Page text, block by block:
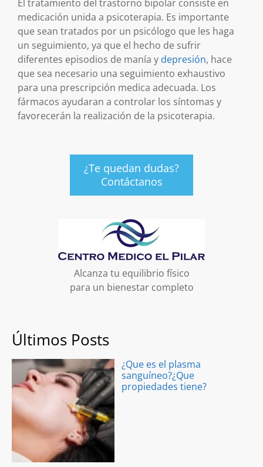
El tratamiento del trastorno bipolar consiste en
medicación unida a psicoterapia. Es importante
que sean tratados por un psicólogo que les haga
un seguimiento, ya que el hecho de sufrir
diferentes episodios de manía y depresión, hace
que sea necesario una seguimiento exhaustivo
para una prescripción medica adecuada. Los
fármacos ayudaran a controlar los síntomas y
favorecerán la realización de la psicoterapia.
¿Te quedan dudas?
Contáctanos
Alcanza tu equilibrio físico
para un bienestar completo
Últimos Posts
¿Que es el plasma
sanguíneo?¿Que
propiedades tiene?